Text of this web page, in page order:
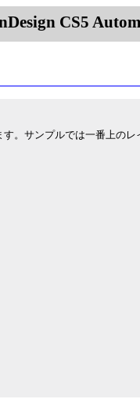
CS5
。サンプルでは一番上の